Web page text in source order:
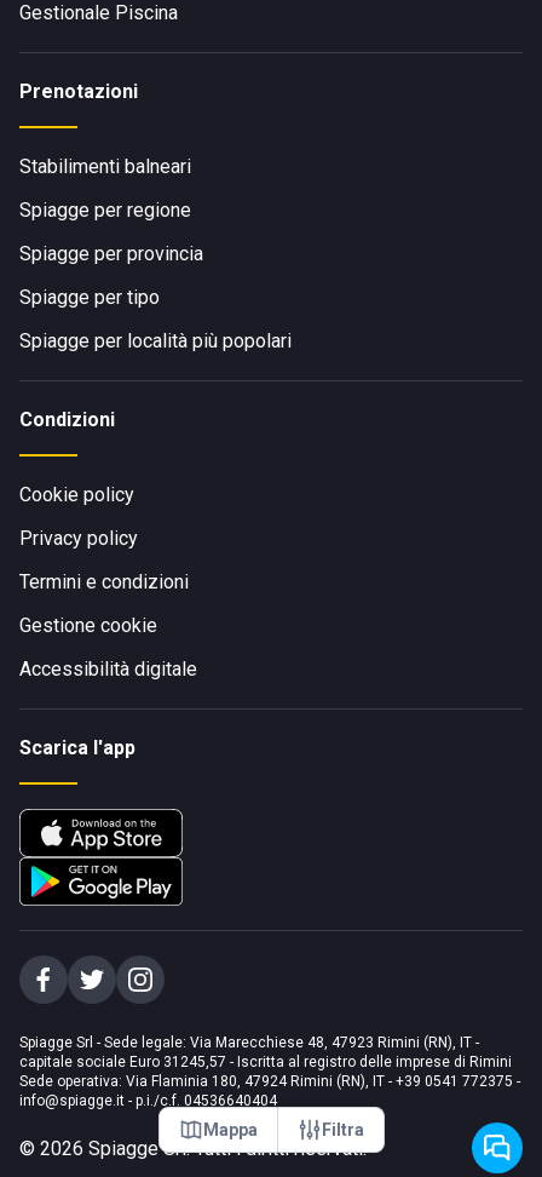
Mappa Filtra
Gestionale Piscina
Prenotazioni
Stabilimenti balneari
Spiagge per regione
Spiagge per provincia
Spiagge per tipo
Spiagge per località più popolari
Condizioni
Cookie policy
Privacy policy
Termini e condizioni
Gestione cookie
Accessibilità digitale
Scarica l'app
Spiagge Srl - Sede legale: Via Marecchiese 48, 47923 Rimini (RN), IT -
capitale sociale Euro 31245,57 - Iscritta al registro delle imprese di Rimini
Sede operativa: Via Flaminia 180, 47924 Rimini (RN), IT - +39 0541 772375 -
info@spiagge.it - p.i./c.f. 04536640404
© 2026 Spiagge Srl. Tutti i diritti riservati.